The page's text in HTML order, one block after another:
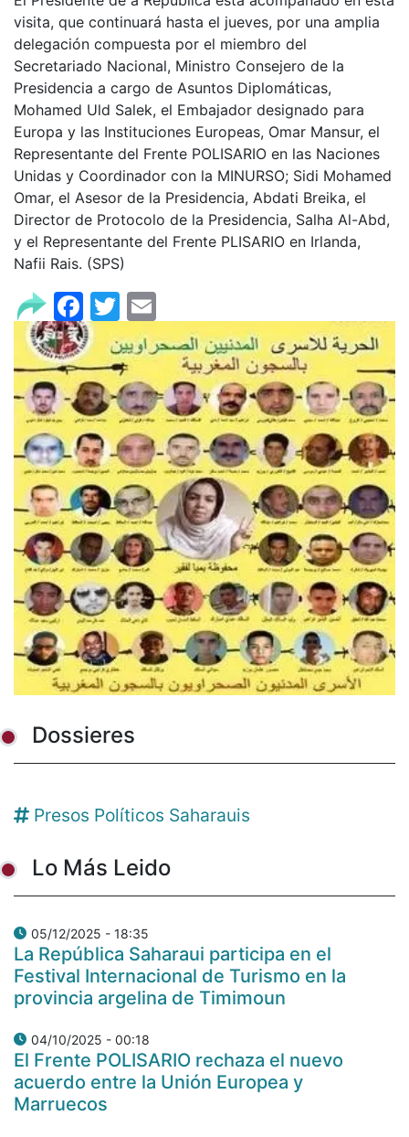
visita, que continuará hasta el jueves, por una amplia
delegación compuesta por el miembro del
Secretariado Nacional, Ministro Consejero de la
Presidencia a cargo de Asuntos Diplomáticas,
Mohamed Uld Salek, el Embajador designado para
Europa y las Instituciones Europeas, Omar Mansur, el
Representante del Frente POLISARIO en las Naciones
Unidas y Coordinador con la MINURSO; Sidi Mohamed
Omar, el Asesor de la Presidencia, Abdati Breika, el
Director de Protocolo de la Presidencia, Salha Al-Abd,
y el Representante del Frente PLISARIO en Irlanda,
Nafii Rais. (SPS)
Facebook
Twitter
Dossieres
Presos Políticos Saharauis
Lo Más Leido
05/12/2025 - 18:35
La República Saharaui participa en el
Festival Internacional de Turismo en la
provincia argelina de Timimoun
04/10/2025 - 00:18
El Frente POLISARIO rechaza el nuevo
acuerdo entre la Unión Europea y
Marruecos